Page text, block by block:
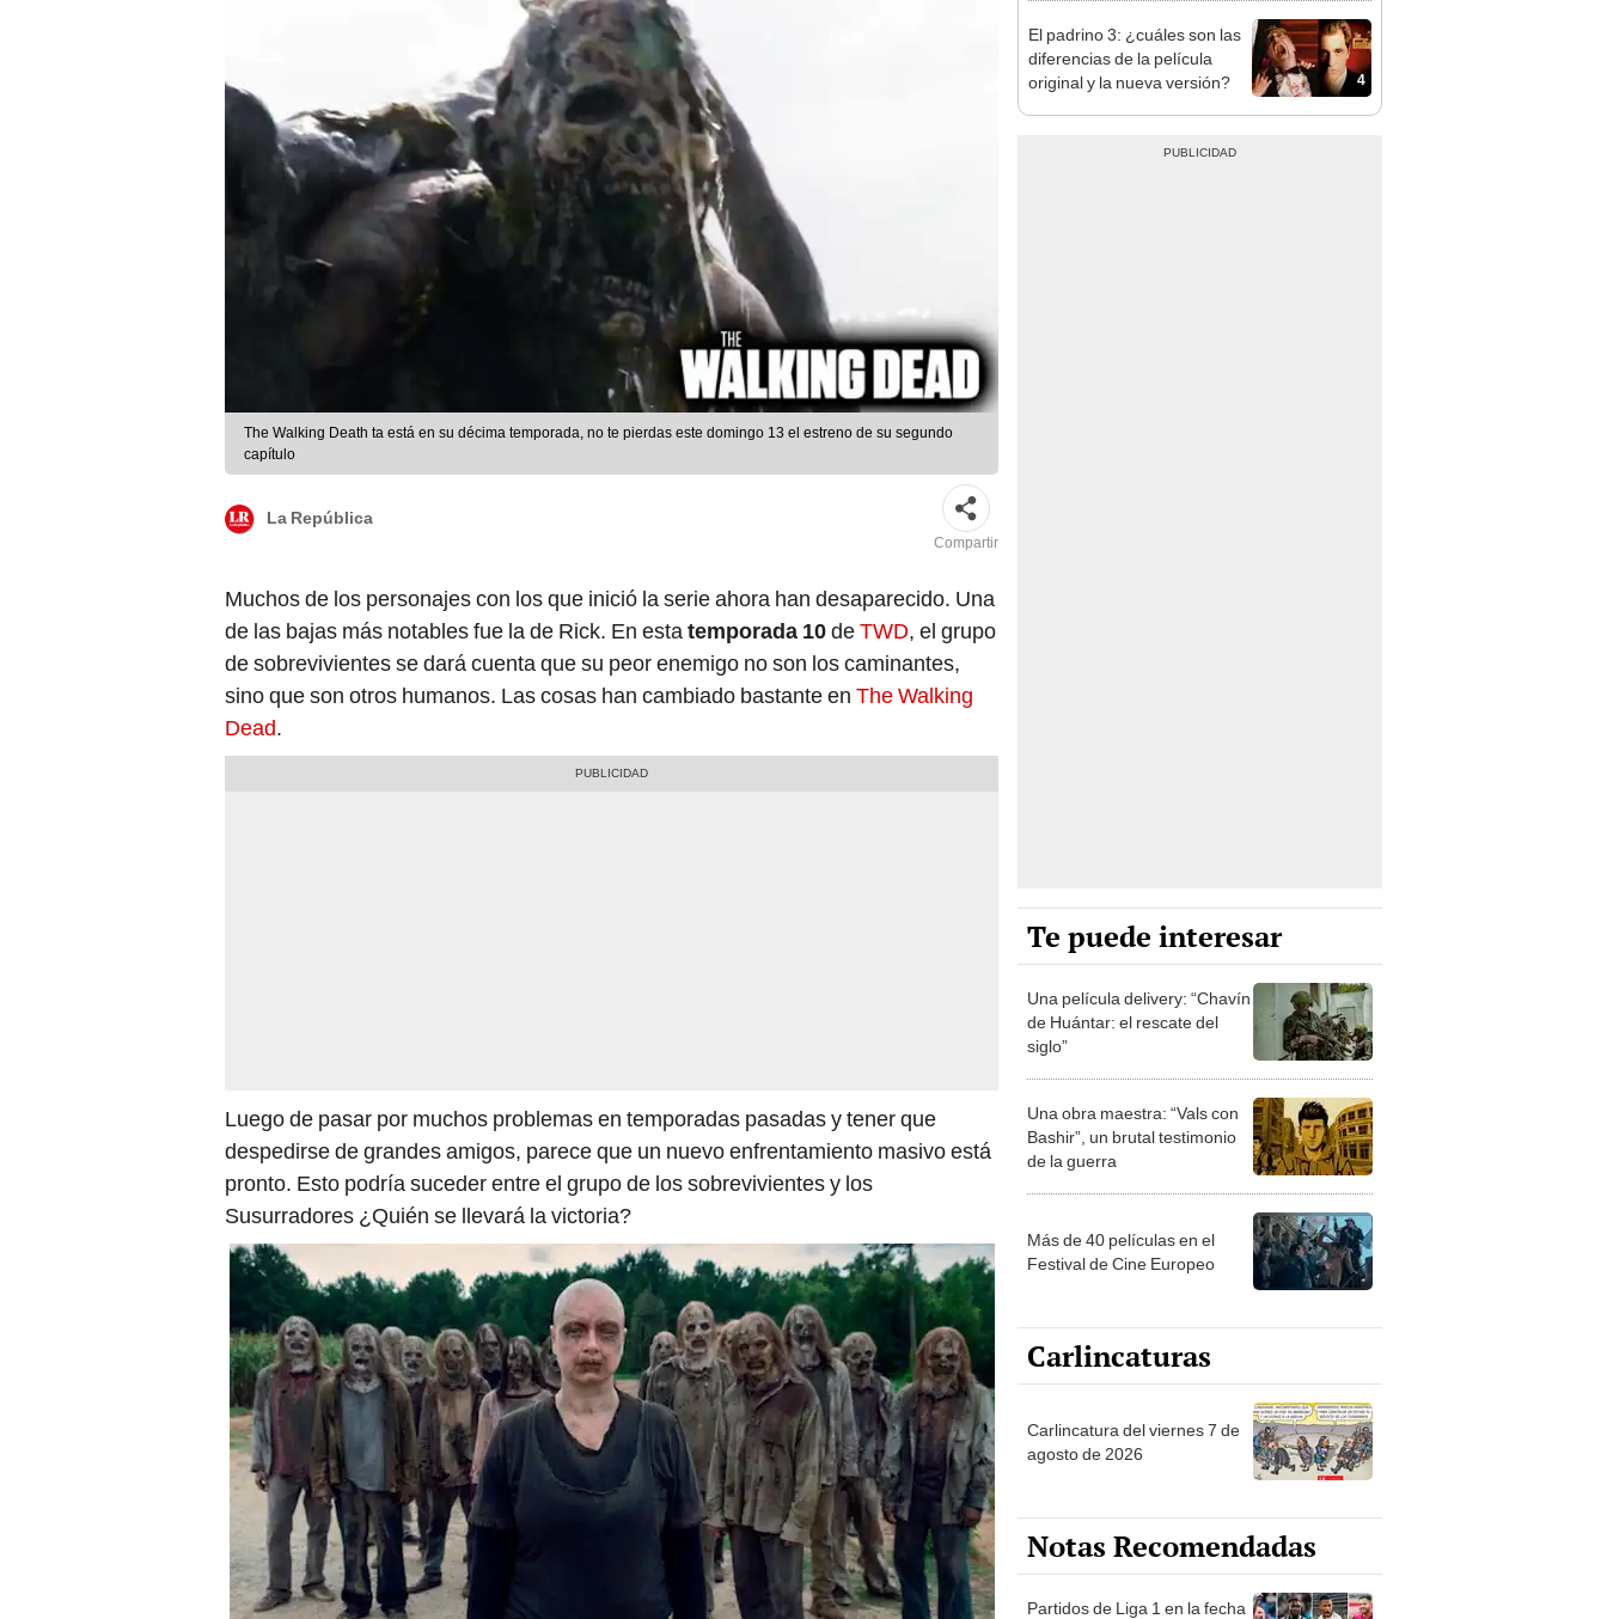
The Walking Death ta está en su décima temporada, no te pierdas este domingo 13 el estreno de su segundo
capítulo
La República
Compartir
Muchos de los personajes con los que inició la serie ahora han desaparecido. Una
de las bajas más notables fue la de Rick. En estatemporada 10deTWD, el grupo
de sobrevivientes se dará cuenta que su peor enemigo no son los caminantes,
sino que son otros humanos. Las cosas han cambiado bastante en The Walking
Dead.
Luego de pasar por muchos problemas en temporadas pasadas y tener que
despedirse de grandes amigos, parece que un nuevo enfrentamiento masivo está
pronto. Esto podría suceder entre el grupo de los sobrevivientes y los
Susurradores ¿Quién se llevará la victoria?
4
El padrino 3: ¿cuáles son las
diferencias de la película
original y la nueva versión?
Te puede interesar
Una película delivery: “Chavín
de Huántar: el rescate del
siglo”
Una obra maestra: “Vals con
Bashir”, un brutal testimonio
de la guerra
Más de 40 películas en el
Festival de Cine Europeo
Carlincaturas
Carlincatura del viernes 7 de
agosto de 2026
Notas Recomendadas
Partidos de Liga 1 en la fecha